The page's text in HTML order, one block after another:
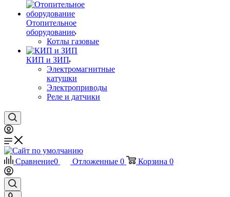
Отопительное
оборудование
Котлы газовые
КИП и ЗИП
Электромагнитные
катушки
Электроприводы
Реле и датчики
Сравнение0 Отложенные 0 Корзина 0